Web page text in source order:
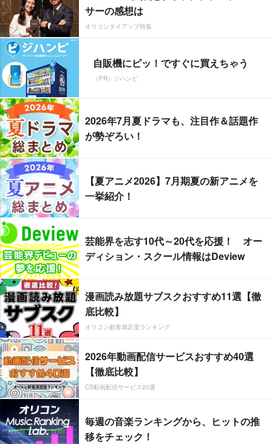
サーの感想は
オリコンタイアップ特集
自販機にピッ！ですぐに買えちゃう
（PR）ジハンピ
2026年7月夏ドラマも、注目作＆話題作
が勢ぞろい！
【夏アニメ2026】7月期夏の新アニメを
一挙紹介！
芸能界を志す10代～20代を応援！ オー
ディション・スクール情報はDeview
漫画読み放題サブスクおすすめ11選【徹
底比較】
オリコン顧客満足度ランキング
2026年動画配信サービスおすすめ40選
【徹底比較】
CS動画配信サービス20選
毎週の音楽ランキングから、ヒットの推
移をチェック！